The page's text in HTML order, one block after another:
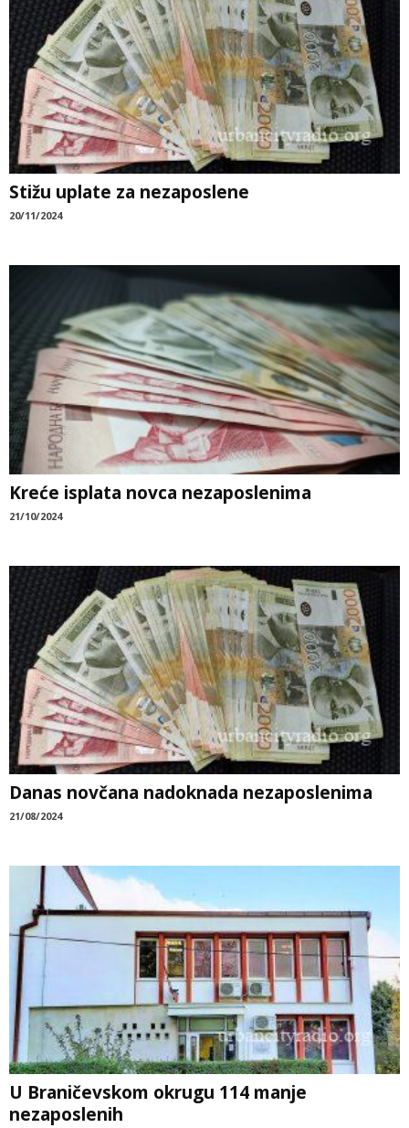
Stižu uplate za nezaposlene
20/11/2024
Kreće isplata novca nezaposlenima
21/10/2024
Danas novčana nadoknada nezaposlenima
21/08/2024
U Braničevskom okrugu 114 manje
nezaposlenih